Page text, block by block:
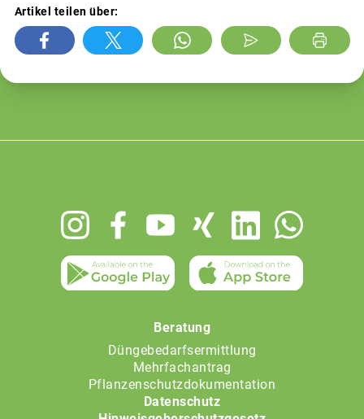
Artikel teilen über:
Beratung
Düngebedarfsermittlung
Mehrfachantrag
Pflanzenschutzdokumentation
Datenschutz